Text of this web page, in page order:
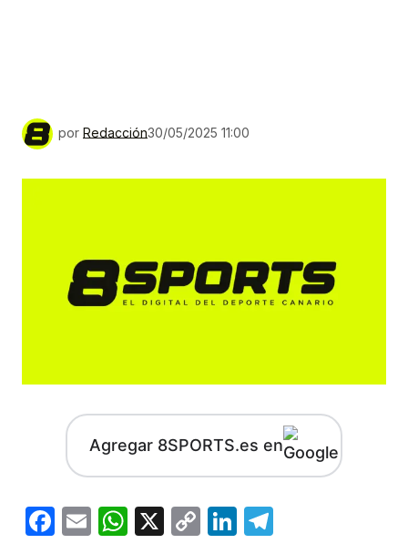
por Redacción30/05/2025 11:00
Agregar 8SPORTS.es en
Facebook
EmailWhatsApp
X
CopyLinkedIn